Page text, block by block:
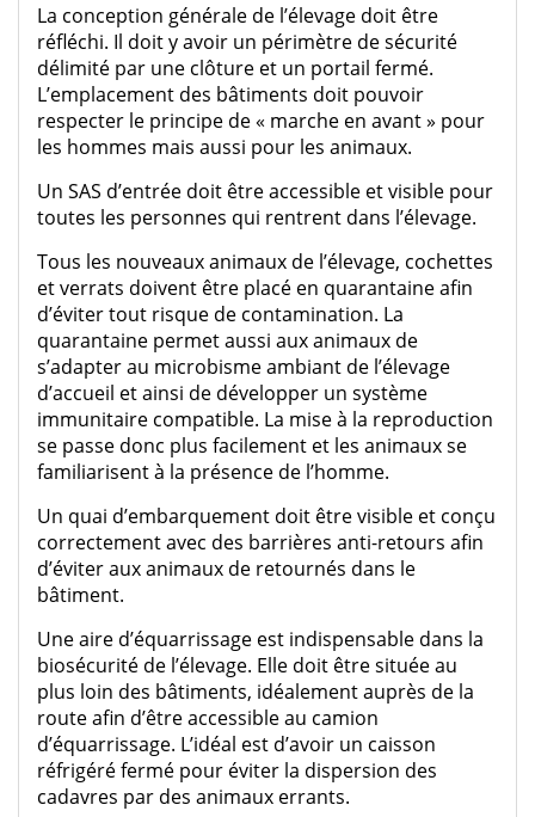
La conception générale de l’élevage doit être
réfléchi. Il doit y avoir un périmètre de sécurité
délimité par une clôture et un portail fermé.
L’emplacement des bâtiments doit pouvoir
respecter le principe de « marche en avant » pour
les hommes mais aussi pour les animaux.
Un SAS d’entrée doit être accessible et visible pour
toutes les personnes qui rentrent dans l’élevage.
Tous les nouveaux animaux de l’élevage, cochettes
et verrats doivent être placé en quarantaine afin
d’éviter tout risque de contamination. La
quarantaine permet aussi aux animaux de
s’adapter au microbisme ambiant de l’élevage
d’accueil et ainsi de développer un système
immunitaire compatible. La mise à la reproduction
se passe donc plus facilement et les animaux se
familiarisent à la présence de l’homme.
Un quai d’embarquement doit être visible et conçu
correctement avec des barrières anti-retours afin
d’éviter aux animaux de retournés dans le
bâtiment.
Une aire d’équarrissage est indispensable dans la
biosécurité de l’élevage. Elle doit être située au
plus loin des bâtiments, idéalement auprès de la
route afin d’être accessible au camion
d’équarrissage. L’idéal est d’avoir un caisson
réfrigéré fermé pour éviter la dispersion des
cadavres par des animaux errants.